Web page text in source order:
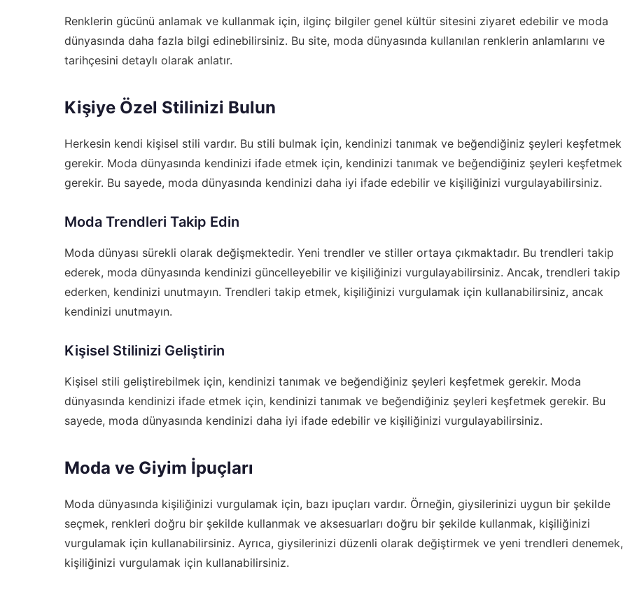
Renklerin gücünü anlamak ve kullanmak için, ilginç bilgiler genel kültür sitesini ziyaret edebilir ve moda
dünyasında daha fazla bilgi edinebilirsiniz. Bu site, moda dünyasında kullanılan renklerin anlamlarını ve
tarihçesini detaylı olarak anlatır.
Kişiye Özel Stilinizi Bulun
Herkesin kendi kişisel stili vardır. Bu stili bulmak için, kendinizi tanımak ve beğendiğiniz şeyleri keşfetmek
gerekir. Moda dünyasında kendinizi ifade etmek için, kendinizi tanımak ve beğendiğiniz şeyleri keşfetmek
gerekir. Bu sayede, moda dünyasında kendinizi daha iyi ifade edebilir ve kişiliğinizi vurgulayabilirsiniz.
Moda Trendleri Takip Edin
Moda dünyası sürekli olarak değişmektedir. Yeni trendler ve stiller ortaya çıkmaktadır. Bu trendleri takip
ederek, moda dünyasında kendinizi güncelleyebilir ve kişiliğinizi vurgulayabilirsiniz. Ancak, trendleri takip
ederken, kendinizi unutmayın. Trendleri takip etmek, kişiliğinizi vurgulamak için kullanabilirsiniz, ancak
kendinizi unutmayın.
Kişisel Stilinizi Geliştirin
Kişisel stili geliştirebilmek için, kendinizi tanımak ve beğendiğiniz şeyleri keşfetmek gerekir. Moda
dünyasında kendinizi ifade etmek için, kendinizi tanımak ve beğendiğiniz şeyleri keşfetmek gerekir. Bu
sayede, moda dünyasında kendinizi daha iyi ifade edebilir ve kişiliğinizi vurgulayabilirsiniz.
Moda ve Giyim İpuçları
Moda dünyasında kişiliğinizi vurgulamak için, bazı ipuçları vardır. Örneğin, giysilerinizi uygun bir şekilde
seçmek, renkleri doğru bir şekilde kullanmak ve aksesuarları doğru bir şekilde kullanmak, kişiliğinizi
vurgulamak için kullanabilirsiniz. Ayrıca, giysilerinizi düzenli olarak değiştirmek ve yeni trendleri denemek,
kişiliğinizi vurgulamak için kullanabilirsiniz.